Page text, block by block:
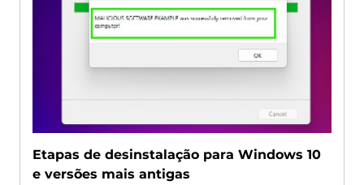
Etapas de desinstalação para Windows 10
e versões mais antigas